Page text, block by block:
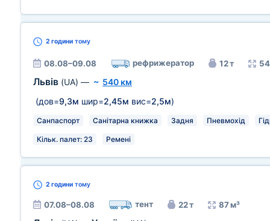
2 години тому
08.08–09.08 рефрижератор 12 т
Львів (UA) — ~ 540 км
(дов=9,3м шир=2,45м вис=2,5м)
Санпаспорт Санітарна книжка Задня Пневмохід
Кільк. палет: 23 Ремені
2 години тому
07.08–08.08 тент 22 т 87 м³